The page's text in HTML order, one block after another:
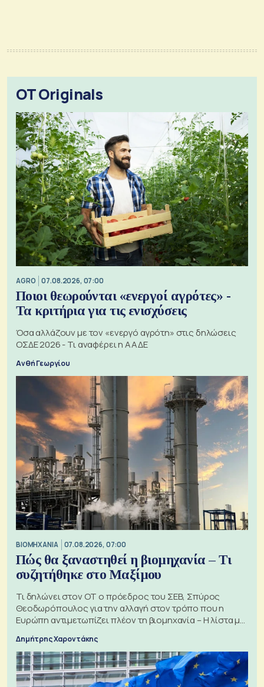
OT Originals
AGRO 07.08.2026, 07:00
Ποιοι θεωρούνται «ενεργοί αγρότες» -
Τα κριτήρια για τις ενισχύσεις
Όσα αλλάζουν με τον «ενεργό αγρότη» στις δηλώσεις
ΟΣΔΕ 2026 - Τι αναφέρει η ΑΑΔΕ
Ανθή Γεωργίου
ΒΙΟΜΗΧΑΝΙΑ 07.08.2026, 07:00
Πώς θα ξαναστηθεί η βιομηχανία – Τι
συζητήθηκε στο Μαξίμου
Τι δηλώνει στον ΟΤ ο πρόεδρος του ΣΕΒ, Σπύρος
Θεοδωρόπουλος για την αλλαγή στον τρόπο που η
Ευρώπη αντιμετωπίζει πλέον τη βιομηχανία – Η λίστα με
Δημήτρης Χαροντάκης